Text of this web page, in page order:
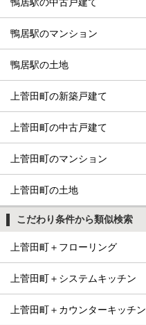
鴨居駅のマンション
鴨居駅の土地
上菅田町の新築戸建て
上菅田町の中古戸建て
上菅田町のマンション
上菅田町の土地
こだわり条件から類似検索
上菅田町＋フローリング
上菅田町＋システムキッチン
上菅田町＋カウンターキッチン